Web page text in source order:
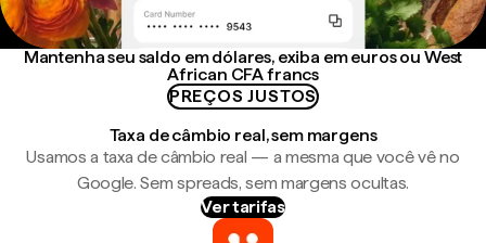
Mantenha seu saldo em dólares, exiba em euros ou West
African CFA francs
PREÇOS JUSTOS
Taxa de câmbio real, sem margens
Usamos a taxa de câmbio real — a mesma que você vê no
Google. Sem spreads, sem margens ocultas.
Ver tarifas